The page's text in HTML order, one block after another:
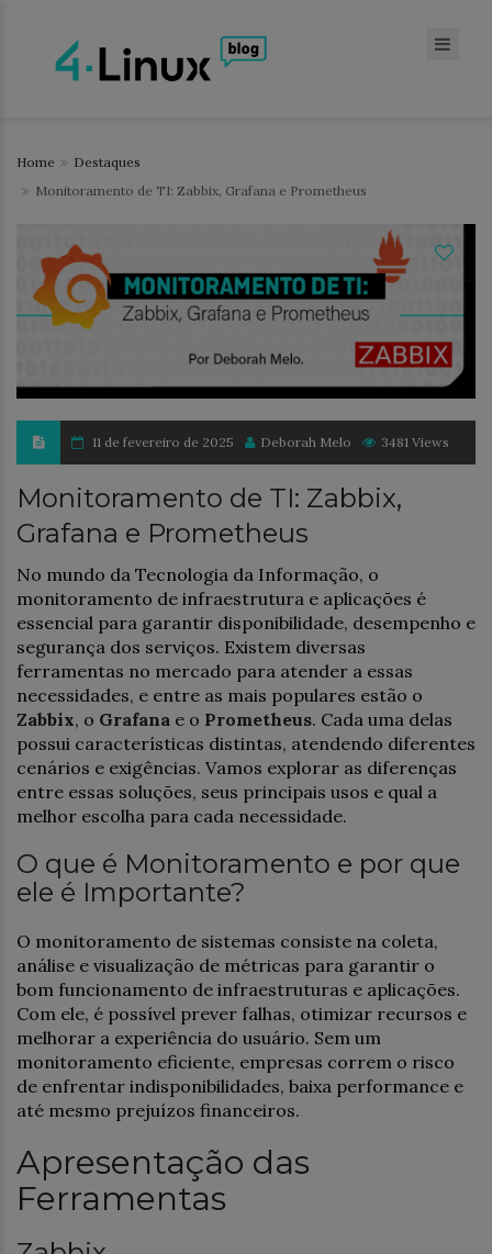
Home
Destaques
Monitoramento de TI: Zabbix, Grafana e Prometheus
11 de fevereiro de 2025 Deborah Melo 3481 Views
Monitoramento de TI: Zabbix,
Grafana e Prometheus
No mundo da Tecnologia da Informação, o
monitoramento de infraestrutura e aplicações é
essencial para garantir disponibilidade, desempenho e
segurança dos serviços. Existem diversas
ferramentas no mercado para atender a essas
necessidades, e entre as mais populares estão o
Zabbix, o Grafana e o Prometheus. Cada uma delas
possui características distintas, atendendo diferentes
cenários e exigências. Vamos explorar as diferenças
entre essas soluções, seus principais usos e qual a
melhor escolha para cada necessidade.
O que é Monitoramento e por que
ele é Importante?
O monitoramento de sistemas consiste na coleta,
análise e visualização de métricas para garantir o
bom funcionamento de infraestruturas e aplicações.
Com ele, é possível prever falhas, otimizar recursos e
melhorar a experiência do usuário. Sem um
monitoramento eficiente, empresas correm o risco
de enfrentar indisponibilidades, baixa performance e
até mesmo prejuízos financeiros.
Apresentação das
Ferramentas